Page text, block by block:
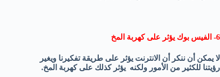
6- الفيس بوك يؤثر على كهربة المخ
لا يمكن أن ننكر أن الانترنت يؤثر على طريقة تفكيرنا ويغير
رؤيتنا للكثير من الأمور ولكنه يؤثر كذلك على كهربة المخ.